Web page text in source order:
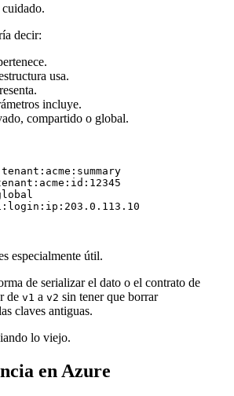
decir:
usa.
incluye.
compartido o global.
especialmente útil.
de serializar el dato o el contrato de
de v1 a v2 sin tener que borrar
claves antiguas.
lo viejo.
en Azure